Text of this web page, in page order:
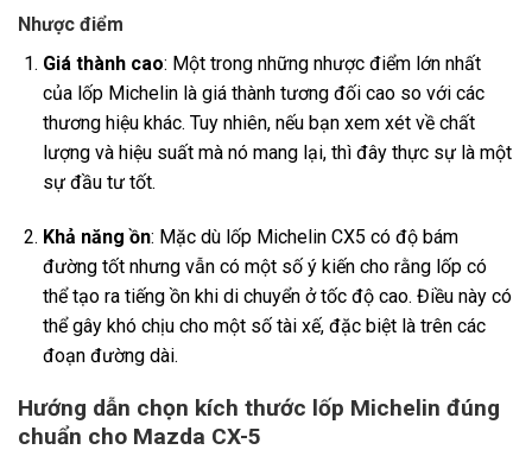
Nhược điểm
Giá thành cao: Một trong những nhược điểm lớn nhất
của lốp Michelin là giá thành tương đối cao so với các
thương hiệu khác. Tuy nhiên, nếu bạn xem xét về chất
lượng và hiệu suất mà nó mang lại, thì đây thực sự là một
sự đầu tư tốt.
Khả năng ồn: Mặc dù lốp Michelin CX5 có độ bám
đường tốt nhưng vẫn có một số ý kiến cho rằng lốp có
thể tạo ra tiếng ồn khi di chuyển ở tốc độ cao. Điều này có
thể gây khó chịu cho một số tài xế, đặc biệt là trên các
đoạn đường dài.
Hướng dẫn chọn kích thước lốp Michelin đúng
chuẩn cho Mazda CX-5